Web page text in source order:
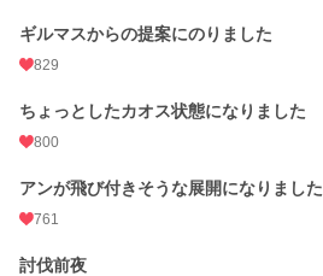
ギルマスからの提案にのりました
829
ちょっとしたカオス状態になりました
800
アンが飛び付きそうな展開になりました
761
討伐前夜